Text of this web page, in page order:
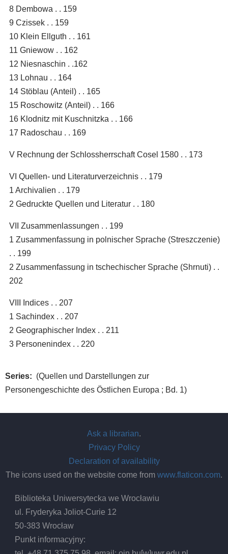
8 Dembowa . . 159
9 Czissek . . 159
10 Klein Ellguth . . 161
11 Gniewow . . 162
12 Niesnaschin . .162
13 Lohnau . . 164
14 Stöblau (Anteil) . . 165
15 Roschowitz (Anteil) . . 166
16 Klodnitz mit Kuschnitzka . . 166
17 Radoschau . . 169
V Rechnung der Schlossherrschaft Cosel 1580 . . 173
VI Quellen- und Literaturverzeichnis . . 179
1 Archivalien . . 179
2 Gedruckte Quellen und Literatur . . 180
VII Zusammenlassungen . . 199
1 Zusammenfassung in polnischer Sprache (Streszczenie)
. . 199
2 Zusammenfassung in tschechischer Sprache (Shrnuti) . .
202
VIII Indices . . 207
1 Sachindex . . 207
2 Geographischer Index . . 211
3 Personenindex . . 220
Series
(Quellen und Darstellungen zur
Personengeschichte des Östlichen Europa ; Bd. 1)
Ask a librarian.
Privacy Policy
Declaration of availability
The icons used on the website come from www.flaticon.com.
Biblioteka Uniwersytecka we Wrocławiu
ul. Fryderyka Joliot-Curie 12
50-383 Wrocław
Punkt informacyjny: